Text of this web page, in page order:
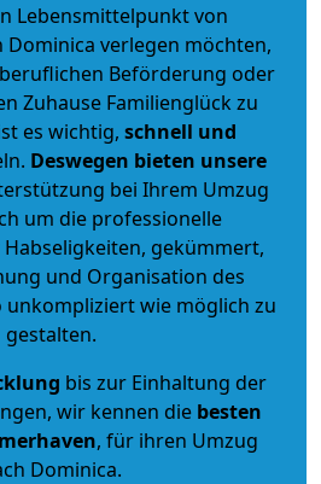
Lebensmittelpunkt von
Dominica verlegen möchten,
Beförderung oder
Zuhause Familienglück zu
es wichtig, schnell und
Deswegen bieten unsere
bei Ihrem Umzug
um die professionelle
gekümmert,
und Organisation des
unkompliziert wie möglich zu
gestalten.
bis zur Einhaltung der
wir kennen die besten
, für ihren Umzug
Dominica.